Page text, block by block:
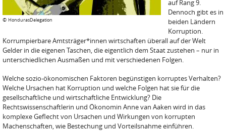
© HondurasDelegation
auf Rang 9.
Dennoch gibt es in
beiden Ländern
Korruption.
Korrumpierbare Amtsträger*innen wirtschaften überall auf der Welt
Gelder in die eigenen Taschen, die eigentlich dem Staat zustehen – nur in
unterschiedlichen Ausmaßen und mit verschiedenen Folgen.
Welche sozio-ökonomischen Faktoren begünstigen korruptes Verhalten?
Welche Ursachen hat Korruption und welche Folgen hat sie für die
gesellschaftliche und wirtschaftliche Entwicklung? Die
Rechtswissenschaftlerin und Ökonomin Anne van Aaken wird in das
komplexe Geflecht von Ursachen und Wirkungen von korrupten
Machenschaften, wie Bestechung und Vorteilsnahme einführen.